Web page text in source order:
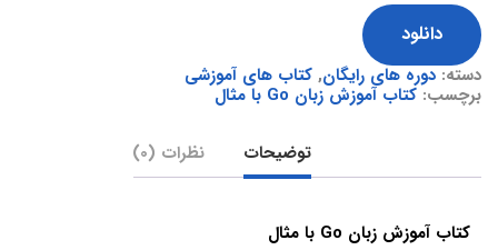
دانلود
دسته: دوره های رایگان, کتاب های آموزشی
برچسب: کتاب آموزش زبان Go با مثال
توضیحات نظرات (0)
کتاب آموزش زبان Go با مثال